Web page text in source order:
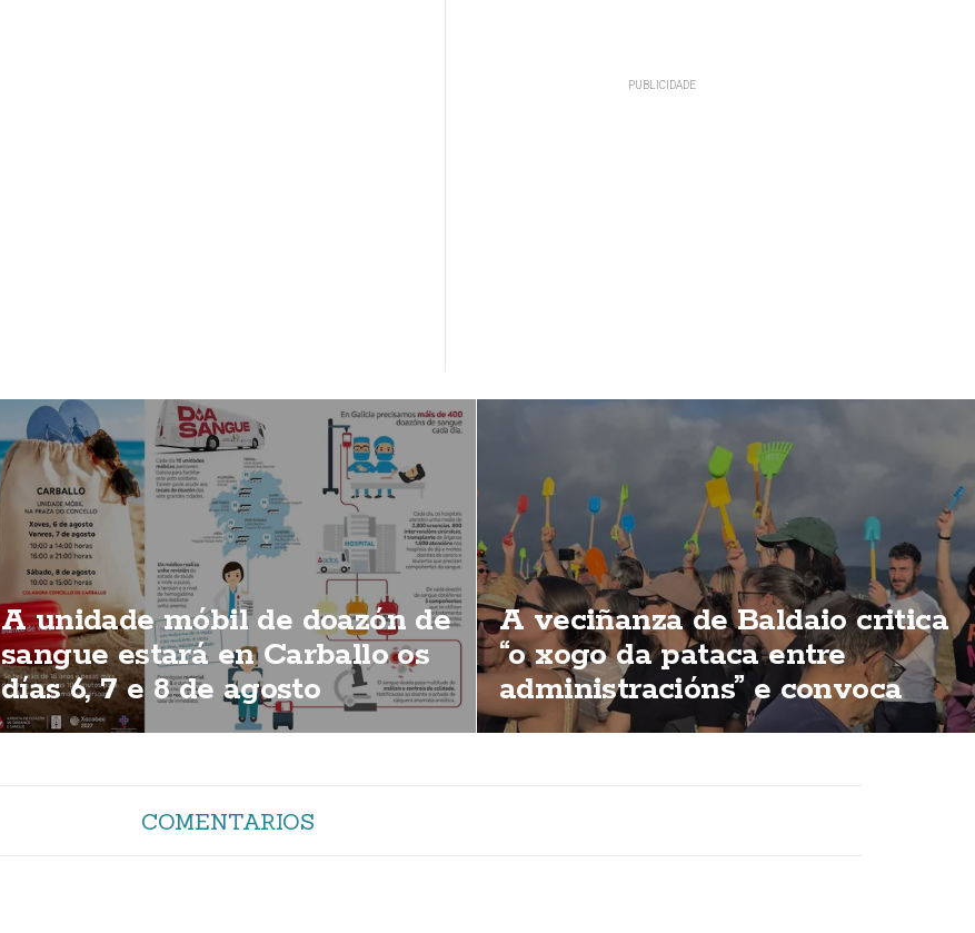
A unidade móbil de doazón de
sangue estará en Carballo os
días 6, 7 e 8 de agosto
A veciñanza de Baldaio critica
“o xogo da pataca entre
administracións” e convoca
unha nova concentración
COMENTARIOS